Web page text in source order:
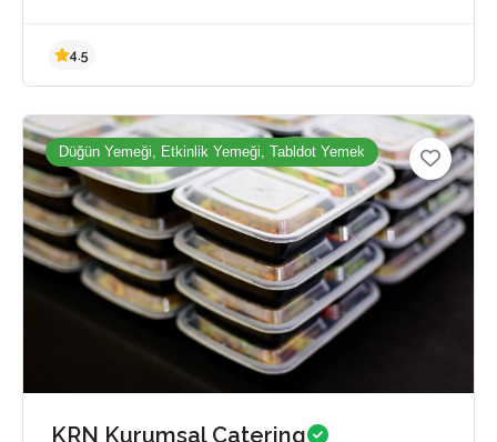
Henüz inceleme yok
Düğün Yemeği, Etkinlik Yemeği, Tabldot Yemek
KRN Kurumsal Catering